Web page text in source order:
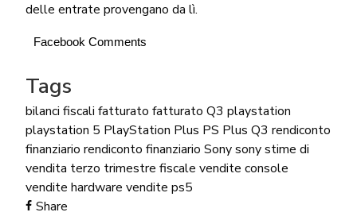
delle entrate provengano da lì.
Facebook Comments
Tags
bilanci fiscali fatturato fatturato Q3 playstation
playstation 5 PlayStation Plus PS Plus Q3 rendiconto
finanziario rendiconto finanziario Sonysonystime di
vendita terzo trimestre fiscale vendite console
vendite hardware vendite ps5
Share